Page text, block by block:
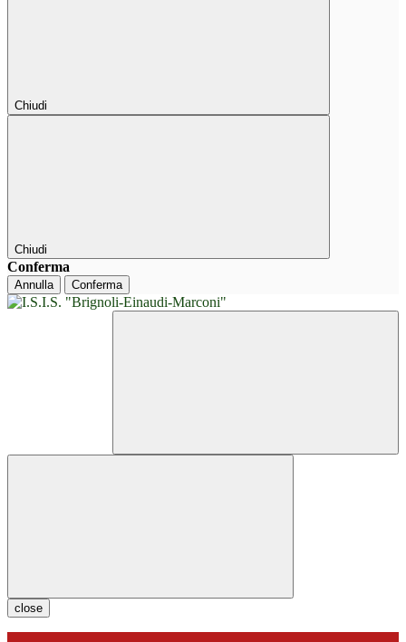
Chiudi
Chiudi
Conferma
Annulla Conferma
close